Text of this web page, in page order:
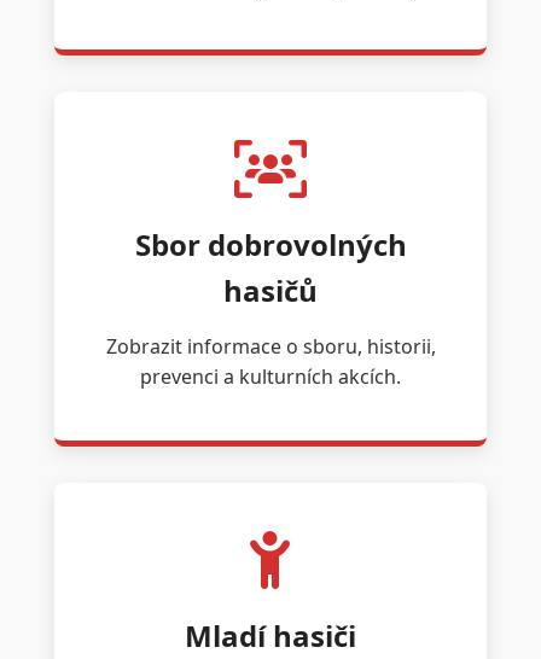
Sbor dobrovolných
hasičů
Zobrazit informace o sboru, historii,
prevenci a kulturních akcích.
Mladí hasiči